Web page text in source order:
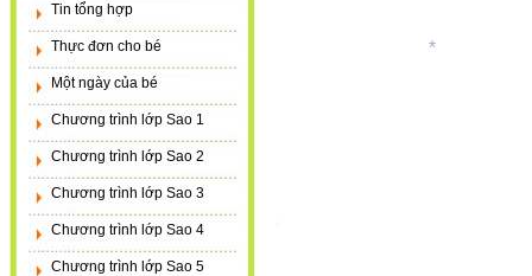
Tin tổng hợp
Thực đơn cho bé
Một ngày của bé
Chương trình lớp Sao 1
Chương trình lớp Sao 2
Chương trình lớp Sao 3
Chương trình lớp Sao 4
Chương trình lớp Sao 5